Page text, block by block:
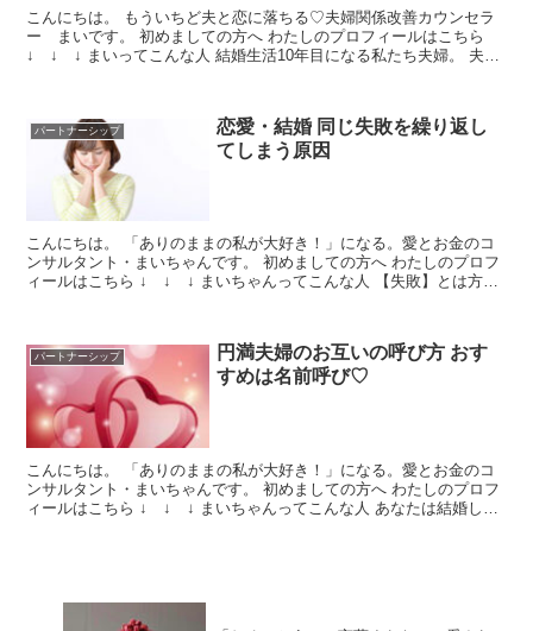
こんにちは。 もういちど夫と恋に落ちる♡夫婦関係改善カウンセラ
ー まいです。 初めましての方へ わたしのプロフィールはこちら
↓ ↓ ↓ まいってこんな人 結婚生活10年目になる私たち夫婦。 夫と
パートナーシップ
恋愛・結婚 同じ失敗を繰り返し
てしまう原因
こんにちは。 「ありのままの私が大好き！」になる。愛とお金のコ
ンサルタント・まいちゃんです。 初めましての方へ わたしのプロフ
ィールはこちら ↓ ↓ ↓ まいちゃんってこんな人 【失敗】とは方法
パートナーシップ
円満夫婦のお互いの呼び方 おす
すめは名前呼び♡
こんにちは。 「ありのままの私が大好き！」になる。愛とお金のコ
ンサルタント・まいちゃんです。 初めましての方へ わたしのプロフ
ィールはこちら ↓ ↓ ↓ まいちゃんってこんな人 あなたは結婚して